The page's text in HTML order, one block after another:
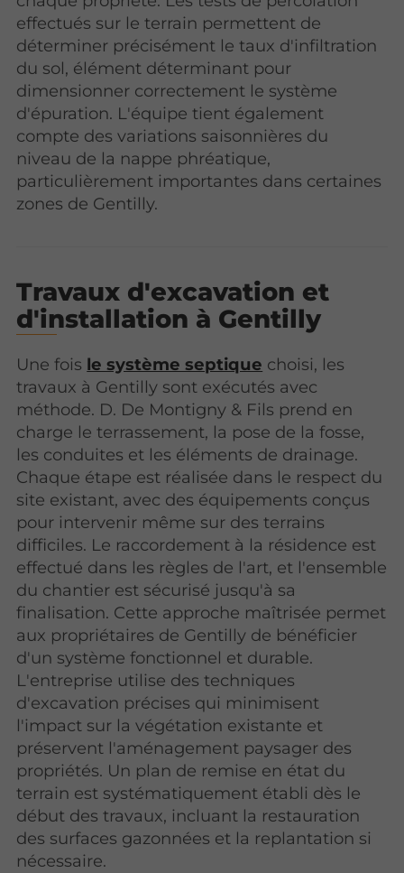
effectués sur le terrain permettent de
déterminer précisément le taux d'infiltration
du sol, élément déterminant pour
dimensionner correctement le système
d'épuration. L'équipe tient également
compte des variations saisonnières du
niveau de la nappe phréatique,
particulièrement importantes dans certaines
zones de Gentilly.
Travaux d'excavation et
d'installation à Gentilly
Une fois le système septique choisi, les
travaux à Gentilly sont exécutés avec
méthode. D. De Montigny & Fils prend en
charge le terrassement, la pose de la fosse,
les conduites et les éléments de drainage.
Chaque étape est réalisée dans le respect du
site existant, avec des équipements conçus
pour intervenir même sur des terrains
difficiles. Le raccordement à la résidence est
effectué dans les règles de l'art, et l'ensemble
du chantier est sécurisé jusqu'à sa
finalisation. Cette approche maîtrisée permet
aux propriétaires de Gentilly de bénéficier
d'un système fonctionnel et durable.
L'entreprise utilise des techniques
d'excavation précises qui minimisent
l'impact sur la végétation existante et
préservent l'aménagement paysager des
propriétés. Un plan de remise en état du
terrain est systématiquement établi dès le
début des travaux, incluant la restauration
des surfaces gazonnées et la replantation si
nécessaire.